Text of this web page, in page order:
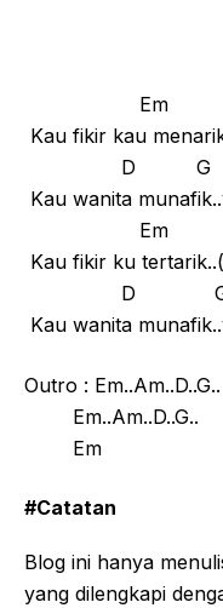
Em
Kau fikir kau
D G
Kau wanita
Em
Kau fikir ku
D
Kau wanita
Outro : Em..Am..D..G..
Em..Am..D..G..
Em
#Catatan
Blog ini hanya
yang dilengkapi